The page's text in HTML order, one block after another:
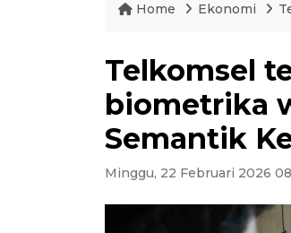
Home Ekonomi
Telkomsel
biometrika
Semantik
Minggu, 22 Februari 2026